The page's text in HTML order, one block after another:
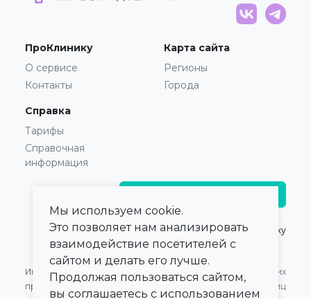
ПроКлинику
О сервисе
Контакты
Карта сайта
Регионы
Города
Справка
Тарифы
Справочная
информация
© 2021 — 2026,ПроКлинику
Информация,
представленная на сайте,
Оферта для Юридических
лиц
Мы используем cookie.
Это позволяет нам анализировать
взаимодействие посетителей с
сайтом и делать его лучше.
Продолжая пользоваться сайтом,
вы соглашаетесь с использованием